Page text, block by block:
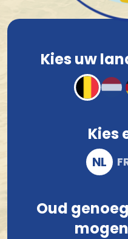
€ 3,00
Voor 12.00 u besteld,
Veilig online bestellen
Kies uw
Kies
NL
Oud